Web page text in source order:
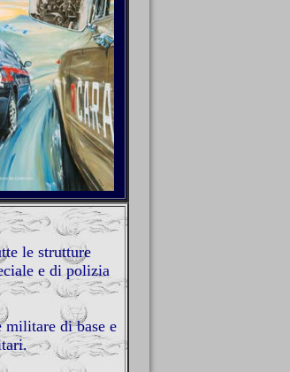
le strutture
e di polizia
militare di base e